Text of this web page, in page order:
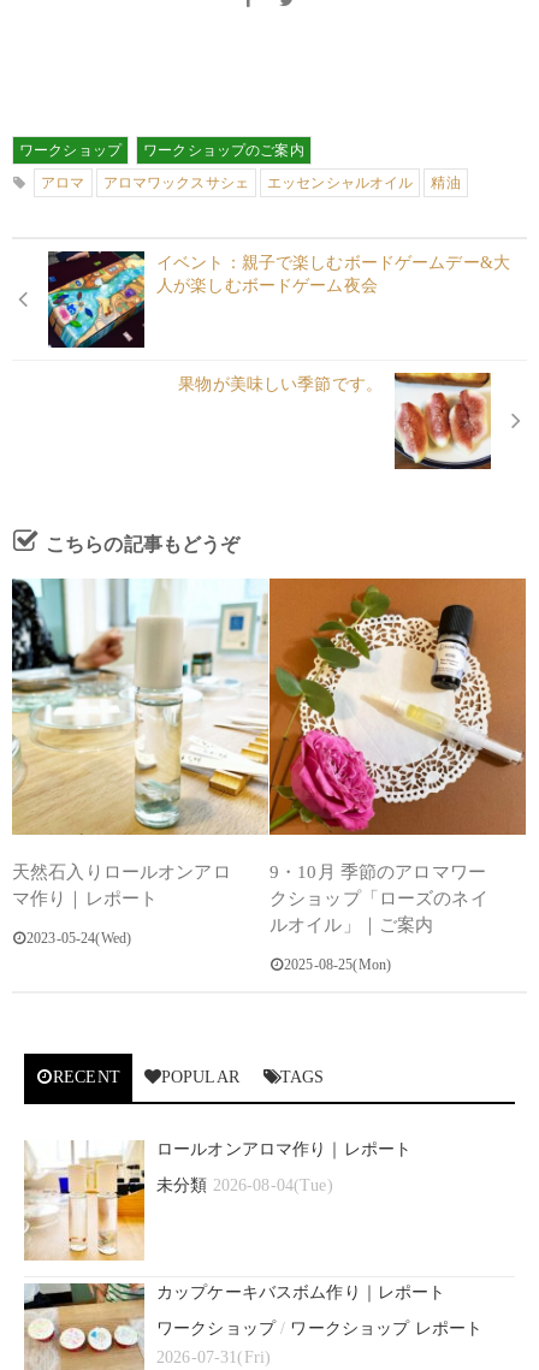
ワークショップ
ワークショップのご案内
アロマ
アロマワックスサシェ エッセンシャルオイル 精油
イベント：親子で楽しむボードゲームデー&大
人が楽しむボードゲーム夜会
果物が美味しい季節です。
こちらの記事もどうぞ
天然石入りロールオンアロ
マ作り｜レポート
2023-05-24(Wed)
9・10月 季節のアロマワー
クショップ「ローズのネイ
ルオイル」｜ご案内
2025-08-25(Mon)
RECENT POPULAR TAGS
ロールオンアロマ作り｜レポート
未分類 2026-08-04(Tue)
カップケーキバスボム作り｜レポート
ワークショップ/ ワークショップ レポート
2026-07-31(Fri)